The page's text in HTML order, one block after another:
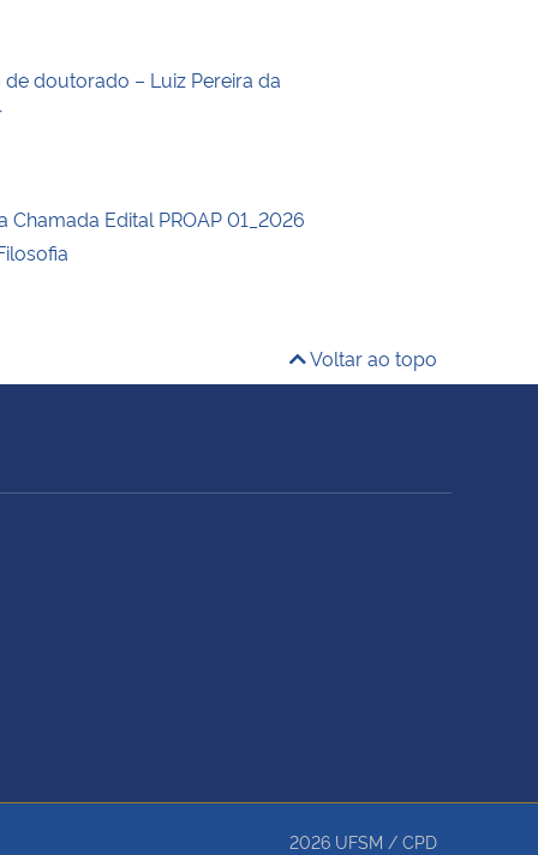
doutorado – Luiz Pereira da
Chamada Edital PROAP 01_2026
Voltar ao topo
2026 UFSM / CPD